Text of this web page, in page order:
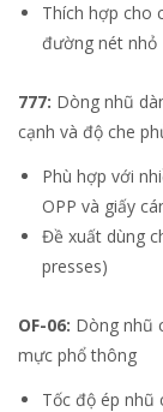
Thích hợp cho
đường nét nhỏ
777: Dòng nhũ
cạnh và độ che
Phù hợp với
OPP và giấy
Đề xuất dùng
presses)
OF-06: Dòng nhũ
mực phổ thông
Tốc độ ép nhũ